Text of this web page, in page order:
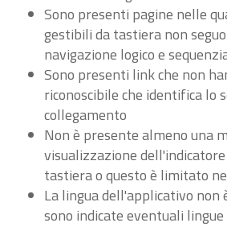
Sono presenti pagine nelle
gestibili da tastiera non
navigazione logico e
Sono presenti link che non
riconoscibile che identifica lo
collegamento
Non è presente almeno una
visualizzazione
tastiera o questo è limitato
La lingua dell'applicativo non
sono indicate eventuali